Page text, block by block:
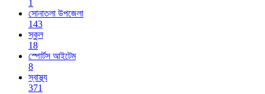
1
সোনাতলা উপজেলা
143
স্কুল
18
স্পোর্টস আইটেম
8
স্বাস্থ্য
371